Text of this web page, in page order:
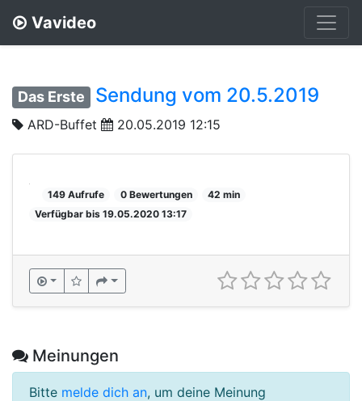
Vavideo
Das Erste Sendung vom 20.5.2019
ARD-Buffet 20.05.2019 12:15
149 Aufrufe 0 Bewertungen
42 min
Verfügbar bis 19.05.2020 13:17
Meinungen
Bitte melde dich an, um deine Meinung